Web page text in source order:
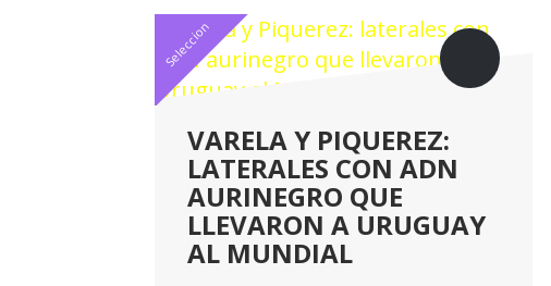
Seleccion
VARELA Y PIQUEREZ:
LATERALES CON ADN
AURINEGRO QUE
LLEVARON A URUGUAY
AL MUNDIAL